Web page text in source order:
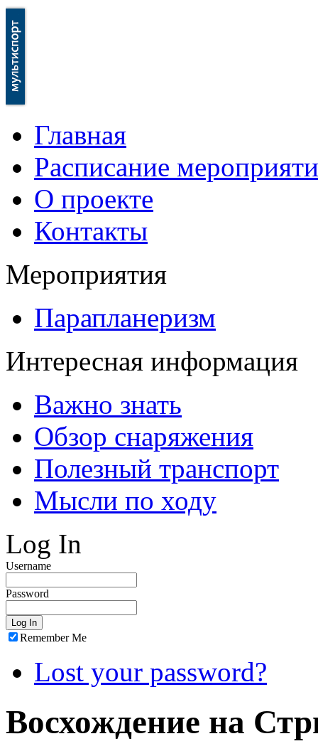
Главная
Расписание
О проекте
Контакты
Мероприятия
Парапланеризм
Интересная информация
Важно знать
Обзор снаряжения
Полезный транспорт
Мысли по ходу
Log In
Username
Password
Remember Me
Lost your password?
Восхождение на